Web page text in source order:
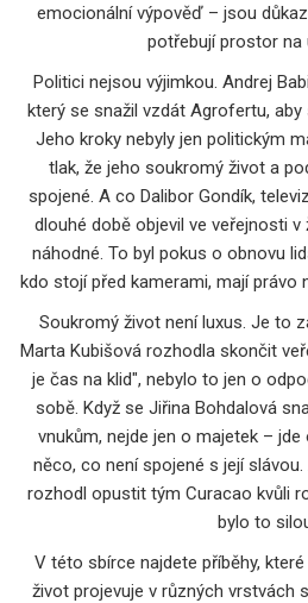
emocionální výpověď – jsou
potřebují prostor na
Politici nejsou výjimkou. Andrej
který se snažil vzdát Agrofertu,
Jeho kroky nebyly jen politickým
tlak, že jeho soukromý život a
spojené. A co Dalibor Gondík,
dlouhé době objevil ve veřejnosti v
náhodné. To byl pokus o obnovu
kdo stojí před kamerami, mají právo
Soukromý život není luxus. Je to
Marta Kubišová rozhodla skončit
je čas na klid", nebylo to jen o
sobě. Když se Jiřina Bohdalová
vnukům, nejde jen o majetek –
něco, co není spojené s její
rozhodl opustit tým Curacao kvůli
bylo to
V této sbírce najdete příběhy,
život projevuje v různých vrstvách